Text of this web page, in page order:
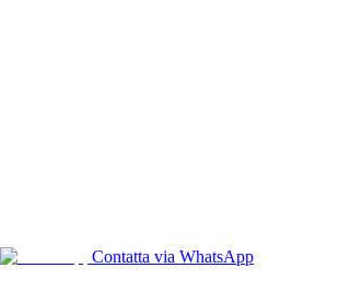
Contatta via WhatsApp